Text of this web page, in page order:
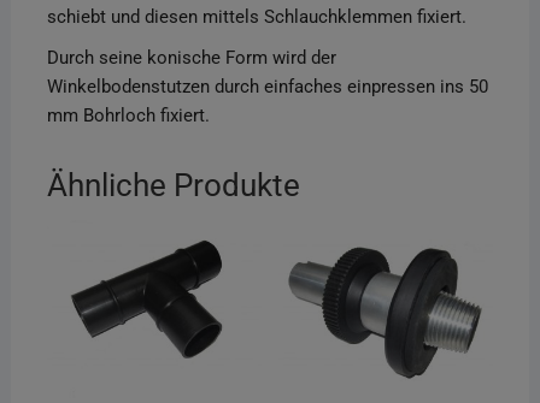
schiebt und diesen mittels Schlauchklemmen fixiert.
Durch seine konische Form wird der
Winkelbodenstutzen durch einfaches einpressen ins 50
mm Bohrloch fixiert.
Ähnliche Produkte